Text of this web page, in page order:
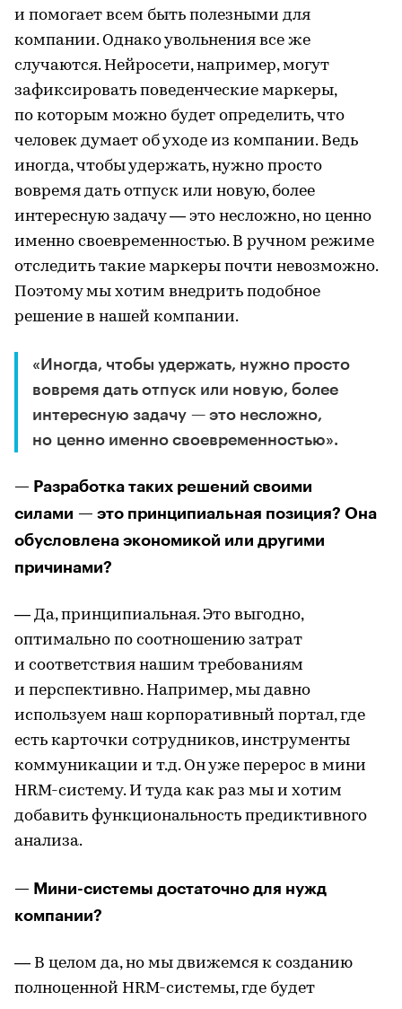
и помогает всем быть полезными для
компании. Однако увольнения все же
случаются. Нейросети, например, могут
зафиксировать поведенческие маркеры,
по которым можно будет определить, что
человек думает об уходе из компании. Ведь
иногда, чтобы удержать, нужно просто
вовремя дать отпуск или новую, более
интересную задачу — это несложно, но ценно
именно своевременностью. В ручном режиме
отследить такие маркеры почти невозможно.
Поэтому мы хотим внедрить подобное
решение в нашей компании.
«Иногда, чтобы удержать, нужно просто
вовремя дать отпуск или новую, более
интересную задачу — это несложно,
но ценно именно своевременностью».
— Разработка таких решений своими
силами — это принципиальная позиция? Она
обусловлена экономикой или другими
причинами?
— Да, принципиальная. Это выгодно,
оптимально по соотношению затрат
и соответствия нашим требованиям
и перспективно. Например, мы давно
используем наш корпоративный портал, где
есть карточки сотрудников, инструменты
коммуникации и т.д. Он уже перерос в мини
HRM-систему. И туда как раз мы и хотим
добавить функциональность предиктивного
анализа.
— Мини-системы достаточно для нужд
компании?
— В целом да, но мы движемся к созданию
полноценной HRМ-системы, где будет